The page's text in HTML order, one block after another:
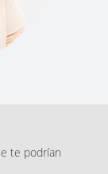
te podrían